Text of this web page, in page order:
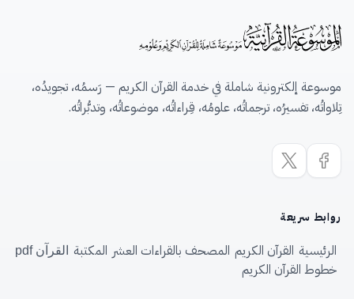
موسوعة إلكترونية شاملة في خدمة القرآن الكريم — رَسمُه، تجويدُه،
تِلاواتُه، تفسيرُه، ترجماتُه، علومُه، قِراءاتُه، موضوعاتُه، وتدبُّراتُه.
روابط سريعة
الرئيسية القرآن الكريم المصحف بالقراءات العشر المكتبة القرآن pdf
خطوط القرآن الكريم